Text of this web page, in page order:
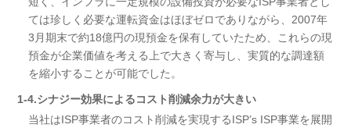
ては珍しく必要な運転資金はほぼゼロでありながら、2007年
3月期末で約18億円の現預金を保有していたため、これらの現
預金が企業価値を考える上で大きく寄与し、実質的な調達額
を縮小することが可能でした。
1-4.シナジー効果によるコスト削減余力が大きい
当社はISP事業者のコスト削減を実現するISP’s ISP事業を展開